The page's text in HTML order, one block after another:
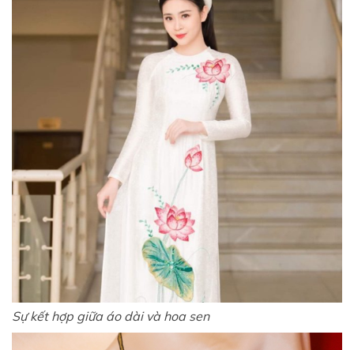
Sự kết hợp giữa áo dài và hoa sen